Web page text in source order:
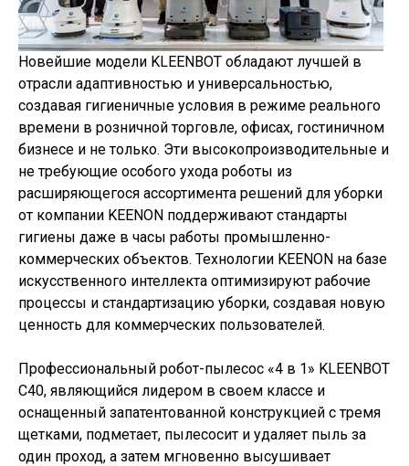
Новейшие модели KLEENBOT обладают лучшей в
отрасли адаптивностью и универсальностью,
создавая гигиеничные условия в режиме реального
времени в розничной торговле, офисах, гостиничном
бизнесе и не только. Эти высокопроизводительные и
не требующие особого ухода роботы из
расширяющегося ассортимента решений для уборки
от компании KEENON поддерживают стандарты
гигиены даже в часы работы промышленно-
коммерческих объектов. Технологии KEENON на базе
искусственного интеллекта оптимизируют рабочие
процессы и стандартизацию уборки, создавая новую
ценность для коммерческих пользователей.
Профессиональный робот-пылесос «4 в 1» KLEENBOT
C40, являющийся лидером в своем классе и
оснащенный запатентованной конструкцией с тремя
щетками, подметает, пылесосит и удаляет пыль за
один проход, а затем мгновенно высушивает